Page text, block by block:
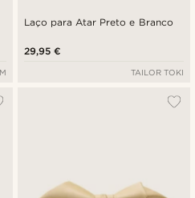
Laço para Atar Preto e Branco
29,95 €
TAILOR TOKI